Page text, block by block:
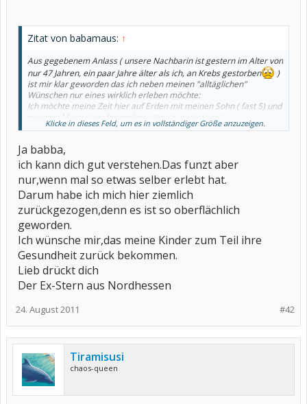
Zitat von babamaus: ↑
Aus gegebenem Anlass ( unsere Nachbarin ist gestern im Alter von
nur 47 Jahren, ein paar Jahre älter als ich, an Krebs gestorben
)
ist mir klar geworden das ich neben meinen "alltäglichen"
Wünschen nur eines wirklich erleben möchte:
Ich möchte meine Zeit hier auf Erden mit meinen Sohn ( fast 5) und
Entschuldigt, das hat mich echt mitgenommen, bin super traurig!
Klicke in dieses Feld, um es in vollständiger Größe anzuzeigen.
Ja babba,
ich kann dich gut verstehen.Das funzt aber
nur,wenn mal so etwas selber erlebt hat.
Darum habe ich mich hier ziemlich
zurückgezogen,denn es ist so oberflächlich
geworden.
Ich wünsche mir,das meine Kinder zum Teil ihre
Gesundheit zurück bekommen.
Lieb drückt dich
Der Ex-Stern aus Nordhessen
#42
24. August 2011
Tiramisusi
chaos-queen